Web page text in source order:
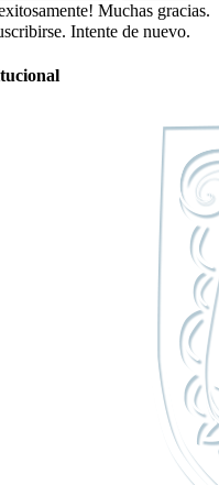
Muchas gracias.
Intente de nuevo.